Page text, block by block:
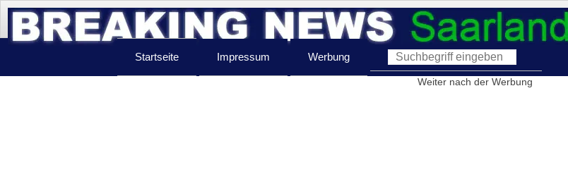
Startseite Impressum Werbung
Weiter nach der Werbung